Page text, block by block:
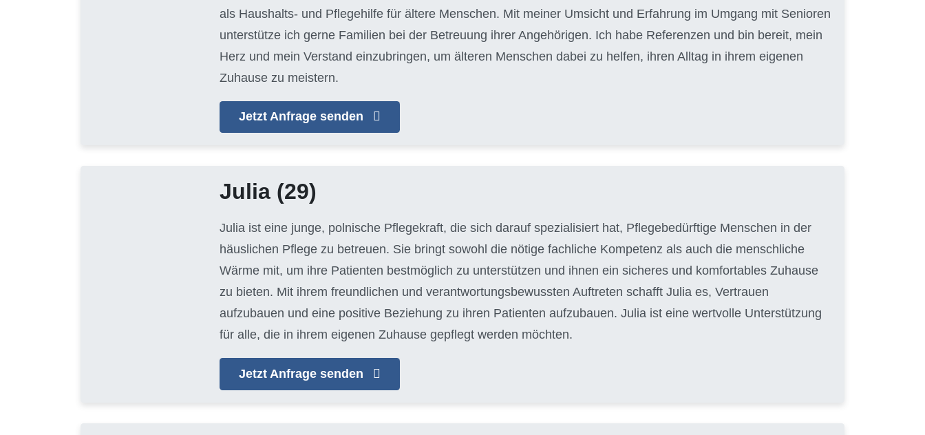
als Haushalts- und Pflegehilfe für ältere Menschen. Mit meiner Umsicht und Erfahrung im Umgang mit Senioren
unterstütze ich gerne Familien bei der Betreuung ihrer Angehörigen. Ich habe Referenzen und bin bereit, mein
Herz und mein Verstand einzubringen, um älteren Menschen dabei zu helfen, ihren Alltag in ihrem eigenen
Zuhause zu meistern.
Jetzt Anfrage senden
Julia (29)
Julia ist eine junge, polnische Pflegekraft, die sich darauf spezialisiert hat, Pflegebedürftige Menschen in der
häuslichen Pflege zu betreuen. Sie bringt sowohl die nötige fachliche Kompetenz als auch die menschliche
Wärme mit, um ihre Patienten bestmöglich zu unterstützen und ihnen ein sicheres und komfortables Zuhause
zu bieten. Mit ihrem freundlichen und verantwortungsbewussten Auftreten schafft Julia es, Vertrauen
aufzubauen und eine positive Beziehung zu ihren Patienten aufzubauen. Julia ist eine wertvolle Unterstützung
für alle, die in ihrem eigenen Zuhause gepflegt werden möchten.
Jetzt Anfrage senden